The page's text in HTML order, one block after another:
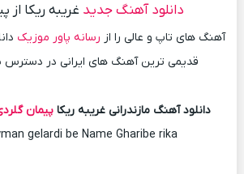
دانلود آهنگ جدید غریبه ریکا از
آهنگ های تاپ و عالی را از رسانه پاور موزیک
قدیمی ترین آهنگ های ایرانی در دسترس
دانلود آهنگ مازندرانی غریبه ریکاپیمان
gelardi be Name Gharibe rika